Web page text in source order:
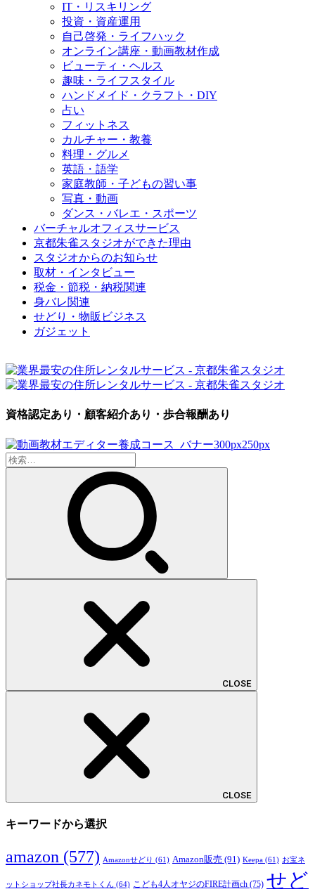
IT・リスキリング
投資・資産運用
自己啓発・ライフハック
オンライン講座・動画教材作成
ビューティ・ヘルス
趣味・ライフスタイル
ハンドメイド・クラフト・DIY
占い
フィットネス
カルチャー・教養
料理・グルメ
英語・語学
家庭教師・子どもの習い事
写真・動画
ダンス・バレエ・スポーツ
バーチャルオフィスサービス
京都朱雀スタジオができた理由
スタジオからのお知らせ
取材・インタビュー
税金・節税・納税関連
身バレ関連
せどり・物販ビジネス
ガジェット
資格認定あり・顧客紹介あり・歩合報酬あり
検
索:
CLOSE
CLOSE
キーワードから選択
amazon (577) Amazonせどり (61) Amazon販売 (91) Keepa (61) お宝ネ
ットショップ社長カネモトくん (64) こども4人オヤジのFIRE計画ch (75) せど